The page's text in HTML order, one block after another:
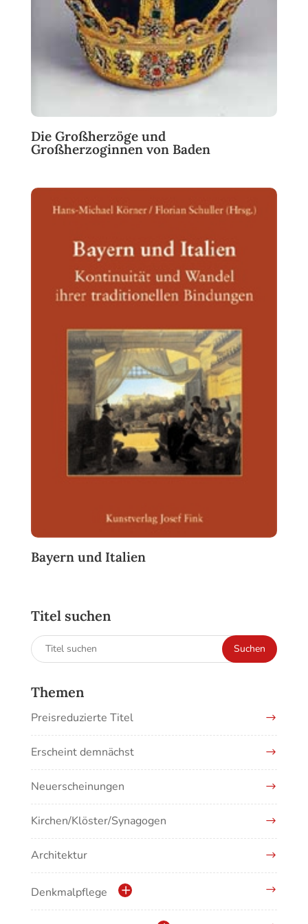
Die Großherzöge und
Großherzoginnen von Baden
Bayern und Italien
Titel suchen
Suchen
nach:
Suchen
Themen
Preisreduzierte Titel
Erscheint demnächst
Neuerscheinungen
Kirchen/Klöster/Synagogen
Architektur
Denkmalpflege